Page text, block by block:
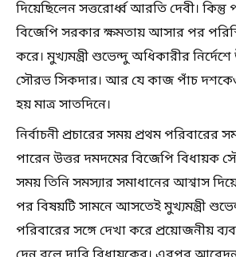
দিয়েছিলেন সত্তরোর্ধ্ব আরতি দেবী। কিন্তু
বিজেপি সরকার ক্ষমতায় আসার পর
করে। মুখ্যমন্ত্রী শুভেন্দু অধিকারীর
সৌরভ সিকদার। আর যে কাজ পাঁচ
হয় মাত্র সাতদিনে।
নির্বাচনী প্রচারের সময় প্রথম পরিবারের
পারেন উত্তর দমদমের বিজেপি বিধায়ক
সময় তিনি সমস্যার সমাধানের আশ্বাস
পর বিষয়টি সামনে আসতেই মুখ্যমন্ত্রী
পরিবারের সঙ্গে দেখা করে প্রয়োজনীয়